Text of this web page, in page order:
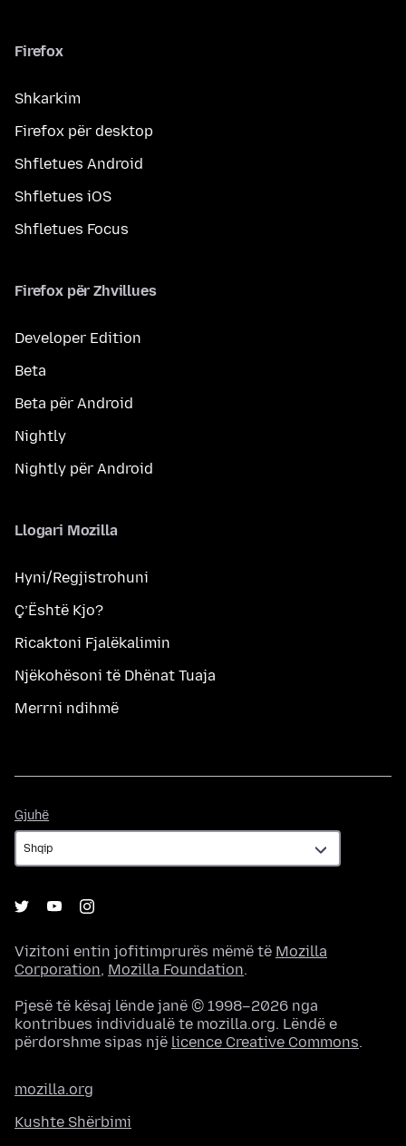
Firefox
Shkarkim
Firefox për desktop
Shfletues Android
Shfletues iOS
Shfletues Focus
Firefox për Zhvillues
Developer Edition
Beta
Beta për Android
Nightly
Nightly për Android
Llogari Mozilla
Hyni/Regjistrohuni
Ç’Është Kjo?
Ricaktoni Fjalëkalimin
Njëkohësoni të Dhënat Tuaja
Merrni ndihmë
Gjuhë
Vizitoni entin jofitimprurës mëmë të Mozilla
Corporation, Mozilla Foundation.
Pjesë të kësaj lënde janë © 1998–2026 nga
kontribues individualë te mozilla.org. Lëndë e
përdorshme sipas një licence Creative Commons.
mozilla.org
Kushte Shërbimi